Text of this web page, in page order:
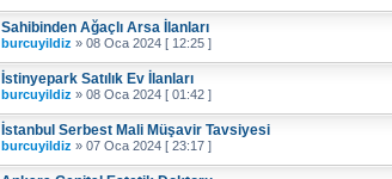
Sahibinden Ağaçlı Arsa İlanları
burcuyildiz » 08 Oca 2024 [ 12:25 ]
İstinyepark Satılık Ev İlanları
burcuyildiz » 08 Oca 2024 [ 01:42 ]
İstanbul Serbest Mali Müşavir Tavsiyesi
burcuyildiz » 07 Oca 2024 [ 23:17 ]